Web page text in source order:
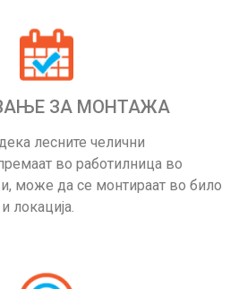
ЗА МОНТАЖА
лесните челични
во работилница во
може да се монтираат во било
локација.